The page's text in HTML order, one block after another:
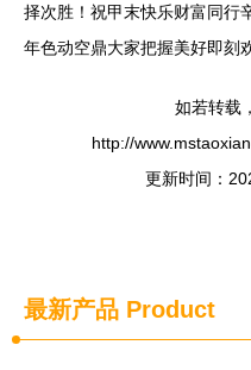
择次胜！祝甲末快乐财富同行
年色动空鼎大家把握美好即刻
如若转载
http://
更新时间：
最新产品 Product